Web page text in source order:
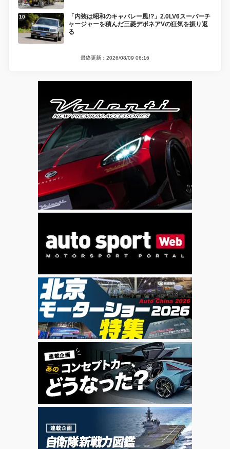
「内装は昭和のキャバレー風!?」2.0LV6スーパーチ
ャージャーを積んだ三菱デボネアVの狂気を振り返
る
最終更新：2026/08/09 06:16